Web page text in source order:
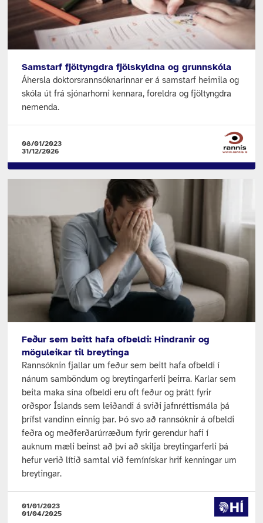
Samstarf fjöltyngdra fjölskyldna og grunnskóla
Áhersla doktorsrannsóknarinnar er á samstarf heimila og
skóla út frá sjónarhorni kennara, foreldra og fjöltyngdra
nemenda.
08/01/2023
31/12/2026
Feður sem beitt hafa ofbeldi: Hindranir og
möguleikar til breytinga
Rannsóknin fjallar um feður sem beitt hafa ofbeldi í
nánum samböndum og breytingarferli þeirra. Karlar sem
beita maka sína ofbeldi eru oft feður og þrátt fyrir
orðspor Íslands sem leiðandi á sviði jafnréttismála þá
þrífst vandinn einnig þar. Þó svo að rannsóknir á ofbeldi
feðra og meðferðarúrræðum fyrir gerendur hafi í
auknum mæli beinst að því að skilja breytingarferli þá
hefur verið lítið samtal við femínískar hrif kenningar um
breytingar.
01/01/2023
01/04/2025